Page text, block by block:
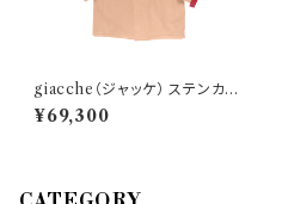
giacche（ジャッケ） ステンカラ
ーコート JKE1164N 24714
¥69,300